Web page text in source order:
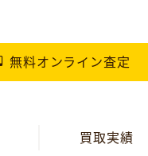
無料オンライン査定
買取実績